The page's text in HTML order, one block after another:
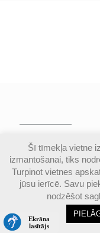
© Valmieras
autortiesības
paziņojums
Šī tīmekļa vietne
izmantošanai, tiks
Turpinot vietnes
jūsu ierīcē. Savu
nodzēšot